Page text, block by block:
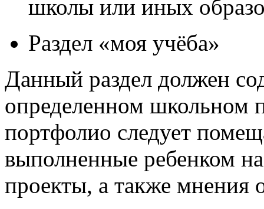
школы или иных
Раздел «моя учёба»
Данный раздел должен
определенном школьном
портфолио следует
выполненные ребенком
проекты, а также мнения